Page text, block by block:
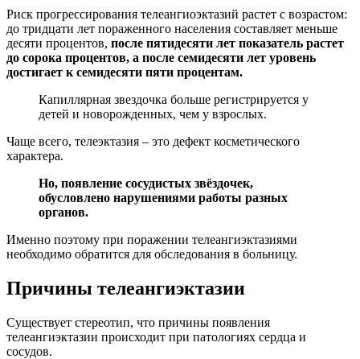
Риск прогрессирования телеангиоэктазий растет с возрастом:
до тридцати лет пораженного населения составляет меньше
десяти процентов, после пятидесяти лет показатель растет
до сорока процентов, а после семидесяти лет уровень
достигает к семидесяти пяти процентам.
Капиллярная звездочка больше регистрируется у
детей и новорожденных, чем у взрослых.
Чаще всего, телеэктазия – это дефект косметического
характера.
Но, появление сосудистых звёздочек,
обусловлено нарушениями работы разных
органов.
Именно поэтому при поражении телеангиэктазиями
необходимо обратится для обследования в больницу.
Причины телеангиэктазии
Существует стереотип, что причины появления
телеангиэктазии происходит при патологиях сердца и
сосудов.